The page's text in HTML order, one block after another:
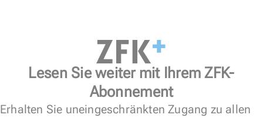
Lesen Sie weiter mit Ihrem ZFK-
Abonnement
Erhalten Sie uneingeschränkten Zugang zu allen